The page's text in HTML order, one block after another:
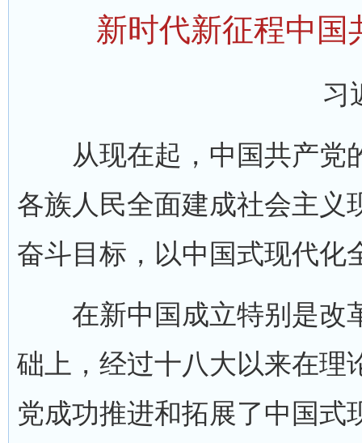
新时代新征程中
习
从现在起，中国共产党
各族人民全面建成社会主义
奋斗目标，以中国式现代化
在新中国成立特别是改
础上，经过十八大以来在理
党成功推进和拓展了中国式